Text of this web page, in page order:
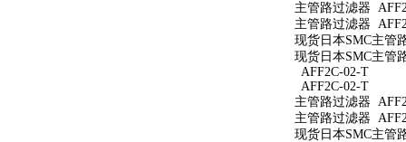
主管路过滤器
主管路过滤器
现货日本SMC主管
现货日本SMC主管
AFF2C-02-T
AFF2C-02-T
主管路过滤器
主管路过滤器
现货日本SMC主管